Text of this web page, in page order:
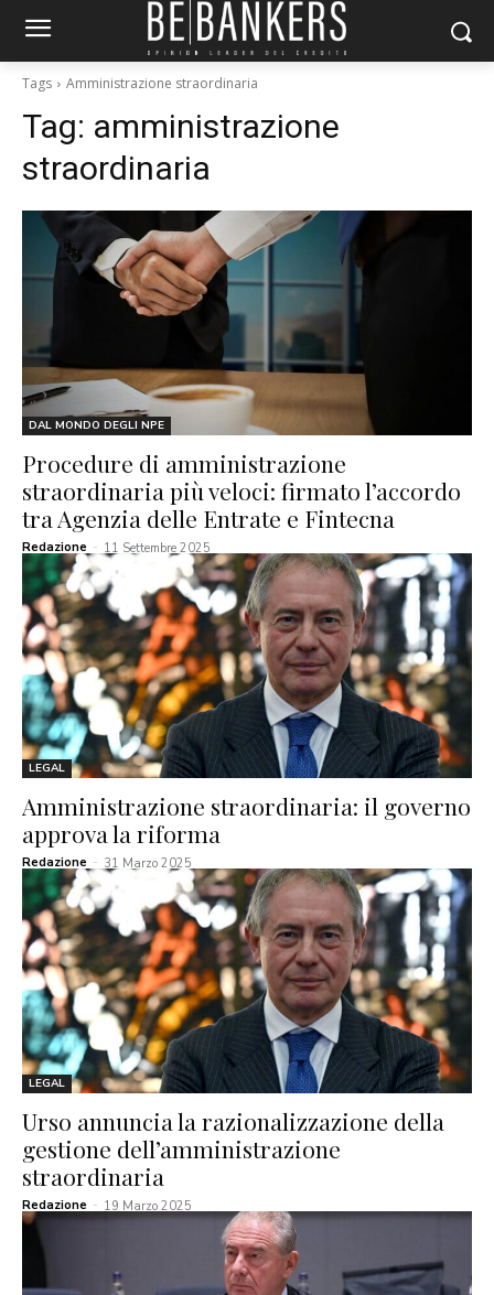
Tags Amministrazione straordinaria
Tag: amministrazione
straordinaria
DAL MONDO DEGLI NPE
Procedure di amministrazione
straordinaria più veloci: firmato l’accordo
tra Agenzia delle Entrate e Fintecna
Redazione - 11 Settembre 2025
LEGAL
Amministrazione straordinaria: il governo
approva la riforma
Redazione - 31 Marzo 2025
LEGAL
Urso annuncia la razionalizzazione della
gestione dell’amministrazione
straordinaria
Redazione - 19 Marzo 2025